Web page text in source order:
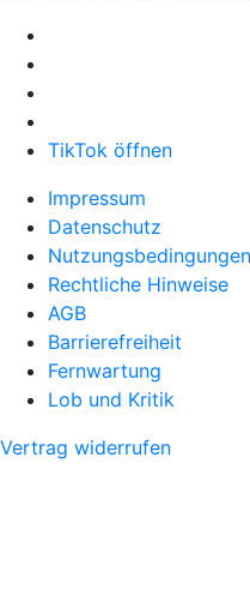
TikTok öffnen
Impressum
Datenschutz
Nutzungsbedingungen
Rechtliche Hinweise
AGB
Barrierefreiheit
Fernwartung
Lob und Kritik
Vertrag widerrufen